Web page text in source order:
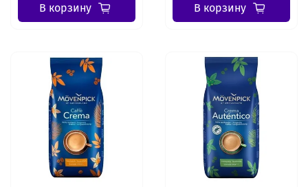
В корзину В корзину